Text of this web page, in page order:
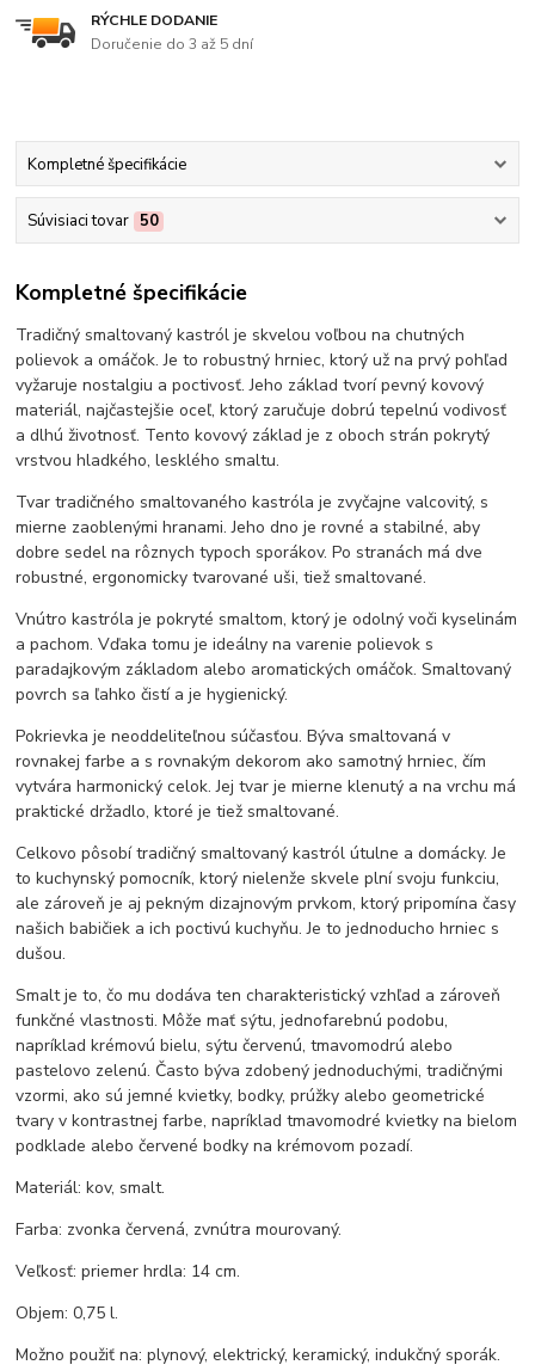
RÝCHLE DODANIE
Doručenie do 3 až 5 dní
Kompletné špecifikácie
Súvisiaci tovar 50
Kompletné špecifikácie
Tradičný smaltovaný kastról je skvelou voľbou na chutných
polievok a omáčok. Je to robustný hrniec, ktorý už na prvý pohľad
vyžaruje nostalgiu a poctivosť. Jeho základ tvorí pevný kovový
materiál, najčastejšie oceľ, ktorý zaručuje dobrú tepelnú vodivosť
a dlhú životnosť. Tento kovový základ je z oboch strán pokrytý
vrstvou hladkého, lesklého smaltu.
Tvar tradičného smaltovaného kastróla je zvyčajne valcovitý, s
mierne zaoblenými hranami. Jeho dno je rovné a stabilné, aby
dobre sedel na rôznych typoch sporákov. Po stranách má dve
robustné, ergonomicky tvarované uši, tiež smaltované.
Vnútro kastróla je pokryté smaltom, ktorý je odolný voči kyselinám
a pachom. Vďaka tomu je ideálny na varenie polievok s
paradajkovým základom alebo aromatických omáčok. Smaltovaný
povrch sa ľahko čistí a je hygienický.
Pokrievka je neoddeliteľnou súčasťou. Býva smaltovaná v
rovnakej farbe a s rovnakým dekorom ako samotný hrniec, čím
vytvára harmonický celok. Jej tvar je mierne klenutý a na vrchu má
praktické držadlo, ktoré je tiež smaltované.
Celkovo pôsobí tradičný smaltovaný kastról útulne a domácky. Je
to kuchynský pomocník, ktorý nielenže skvele plní svoju funkciu,
ale zároveň je aj pekným dizajnovým prvkom, ktorý pripomína časy
našich babičiek a ich poctivú kuchyňu. Je to jednoducho hrniec s
dušou.
Smalt je to, čo mu dodáva ten charakteristický vzhľad a zároveň
funkčné vlastnosti. Môže mať sýtu, jednofarebnú podobu,
napríklad krémovú bielu, sýtu červenú, tmavomodrú alebo
pastelovo zelenú. Často býva zdobený jednoduchými, tradičnými
vzormi, ako sú jemné kvietky, bodky, prúžky alebo geometrické
tvary v kontrastnej farbe, napríklad tmavomodré kvietky na bielom
podklade alebo červené bodky na krémovom pozadí.
Materiál: kov, smalt.
Farba: zvonka červená, zvnútra mourovaný.
Veľkosť: priemer hrdla: 14 cm.
Objem: 0,75 l.
Možno použiť na: plynový, elektrický, keramický, indukčný sporák.